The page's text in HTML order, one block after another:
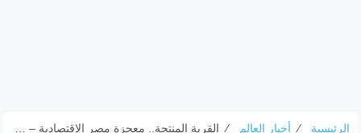
الرئيسية ⁄ أخبار العالم ⁄ القرية المنتجة.. معجزة مصر الاقتصادية – الأسبوع